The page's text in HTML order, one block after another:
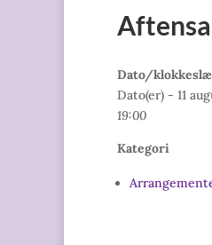
Dato/
Dato(er) - 11
19:00
Kategori